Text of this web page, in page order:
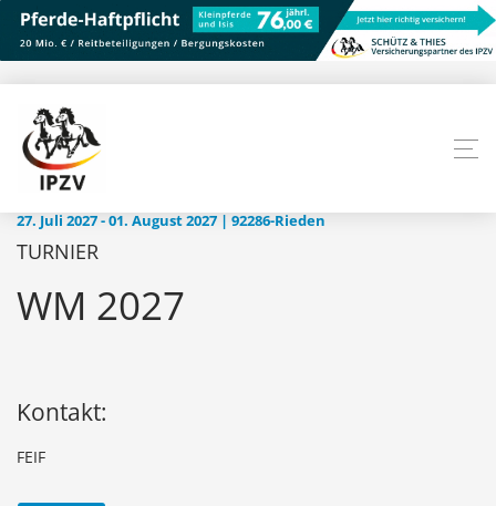
27. Juli 2027 - 01. August 2027 | 92286-Rieden
TURNIER
WM 2027
Kontakt:
FEIF